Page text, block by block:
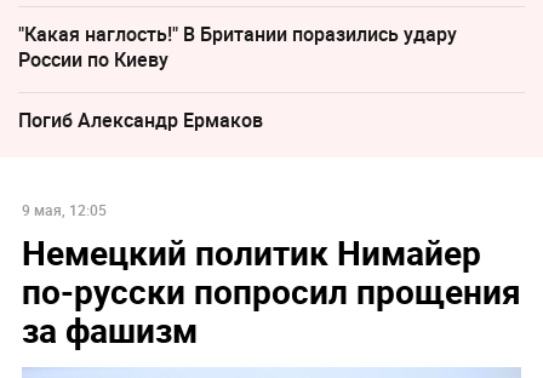
"Какая наглость!" В Британии поразились удару
России по Киеву
Погиб Александр Ермаков
9 мая, 12:05
Немецкий политик Нимайер
по-русски попросил прощения
за фашизм